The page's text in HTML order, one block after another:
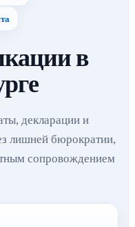
в
декларации и
лишней бюрократии,
сопровождением